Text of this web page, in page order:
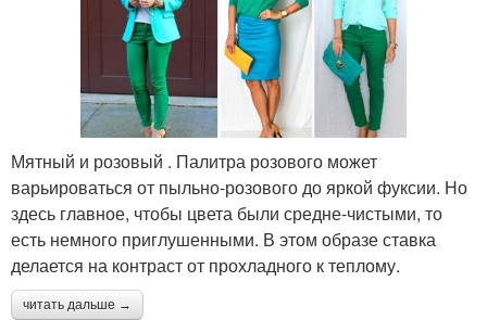
Мятный и розовый . Палитра розового может
варьироваться от пыльно-розового до яркой фуксии. Но
здесь главное, чтобы цвета были средне-чистыми, то
есть немного приглушенными. В этом образе ставка
делается на контраст от прохладного к теплому.
читать дальше →